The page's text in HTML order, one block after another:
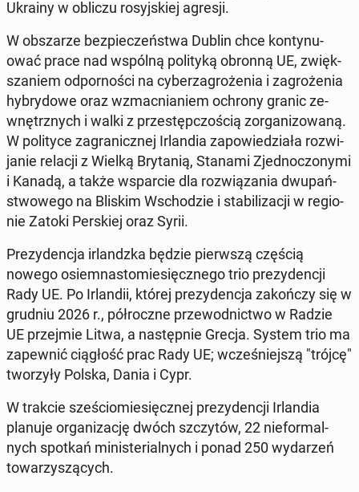
Ukrainy w obliczu ro­syj­skiej agresji.
W ob­sza­rze bez­pie­czeń­stwa Dublin chce kon­ty­nu­
ować prace nad wspólną po­li­ty­ką obronną UE, zwięk­
sza­niem od­por­no­ści na cy­be­rza­gro­że­nia i za­gro­że­nia
hy­bry­do­we oraz wzmac­nia­niem ochrony granic ze­
wnętrz­nych i walki z prze­stęp­czo­ścią zor­ga­ni­zo­wa­ną.
W po­li­ty­ce za­gra­nicz­nej Ir­lan­dia za­po­wie­dzia­ła roz­wi­
ja­nie relacji z Wielką Bry­ta­nią, Stanami Zjed­no­czo­ny­mi
i Kanadą, a także wspar­cie dla roz­wią­za­nia dwu­pań­
stwo­we­go na Bliskim Wscho­dzie i sta­bi­li­za­cji w re­gio­
nie Zatoki Per­skiej oraz Syrii.
Pre­zy­den­cja ir­landz­ka będzie pierw­szą częścią
nowego osiem­na­sto­mie­sięcz­ne­go trio pre­zy­den­cji
Rady UE. Po Ir­lan­dii, której pre­zy­den­cja za­koń­czy się w
grudniu 2026 r., pół­rocz­ne prze­wod­nic­two w Radzie
UE przej­mie Litwa, a na­stęp­nie Grecja. System trio ma
za­pew­nić cią­głość prac Rady UE; wcze­śniej­szą "trójcę"
two­rzy­ły Polska, Dania i Cypr.
W trakcie sze­ścio­mie­sięcz­nej pre­zy­den­cji Ir­lan­dia
planuje or­ga­ni­za­cję dwóch szczy­tów, 22 nie­for­mal­
nych spotkań mi­ni­ste­rial­nych i ponad 250 wy­da­rzeń
to­wa­rzy­szą­cych.